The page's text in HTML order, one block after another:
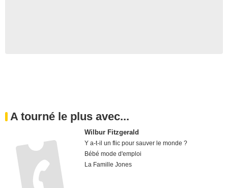
A tourné le plus avec...
Wilbur Fitzgerald
Y a-t-il un flic pour sauver le monde ?
Bébé mode d'emploi
La Famille Jones